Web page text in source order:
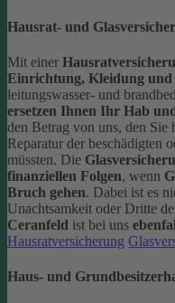
Hausrat- und
Mit einer
Einrichtung, Kleidung und
leitungswasser- und
ersetzen Ihnen Ihr Hab
den Betrag von uns, den Sie
Reparatur der beschädigten
müssten. Die
finanziellen Folgen, wenn
Bruch gehen. Dabei ist es
Unachtsamkeit oder Dritte
Ceranfeld ist bei uns
Hausratversicherung
Haus- und